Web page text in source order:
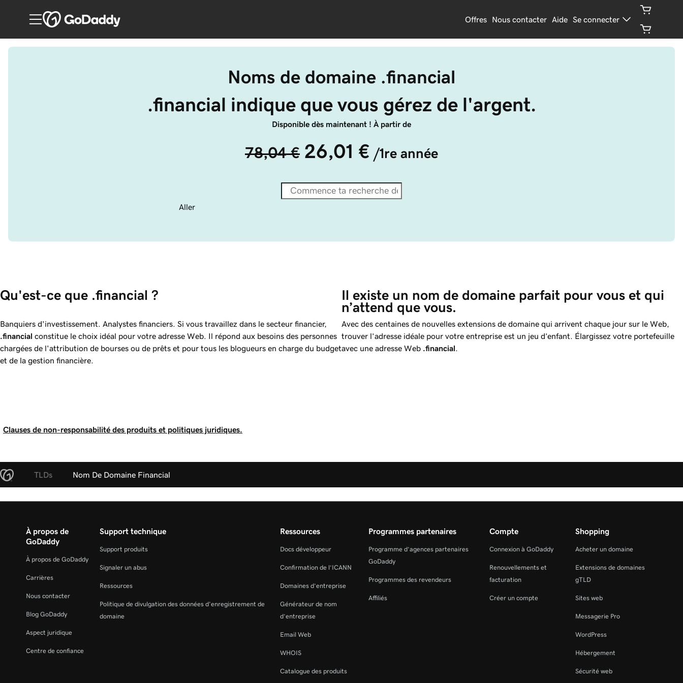
Offres Nous contacter Aide Se connecter
Noms de domaine .financial
.financial indique que vous gérez de l'argent.
Disponible dès maintenant ! À partir de
78,04 € 26,01 € /1re année
Aller
Qu'est-ce que .financial ?
Banquiers d'investissement. Analystes financiers. Si vous travaillez dans le secteur financier,
.financial constitue le choix idéal pour votre adresse Web. Il répond aux besoins des personnes
chargées de l'attribution de bourses ou de prêts et pour tous les blogueurs en charge du budget
et de la gestion financière.
Il existe un nom de domaine parfait pour vous et qui
n’attend que vous.
Avec des centaines de nouvelles extensions de domaine qui arrivent chaque jour sur le Web,
trouver l’adresse idéale pour votre entreprise est un jeu d’enfant. Élargissez votre portefeuille
avec une adresse Web .financial.
Clauses de non-responsabilité des produits et politiques juridiques.
TLDs Nom De Domaine Financial
À propos de
GoDaddy
À propos de GoDaddy
Carrières
Nous contacter
Blog GoDaddy
Aspect juridique
Centre de confiance
Support technique
Support produits
Signaler un abus
Ressources
Politique de divulgation des données d'enregistrement de
domaine
Ressources
Docs développeur
Confirmation de l’ICANN
Domaines d’entreprise
Générateur de nom
d’entreprise
Email Web
WHOIS
Catalogue des produits
Programmes partenaires
Programme d’agences partenaires
GoDaddy
Programmes des revendeurs
Affiliés
Compte
Connexion à GoDaddy
Renouvellements et
facturation
Créer un compte
Shopping
Acheter un domaine
Extensions de domaines
gTLD
Sites web
Messagerie Pro
WordPress
Hébergement
Sécurité web